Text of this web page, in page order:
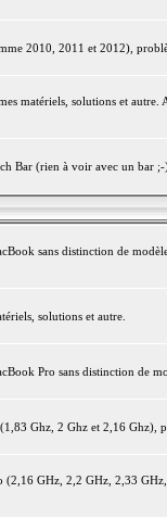
2010, 2011 et 2012),
matériels, solutions et
Bar (rien à voir avec un bar
sans distinction de
solutions et autre.
Pro sans distinction de
Ghz, 2 Ghz et 2,16 Ghz),
GHz, 2,2 GHz, 2,33